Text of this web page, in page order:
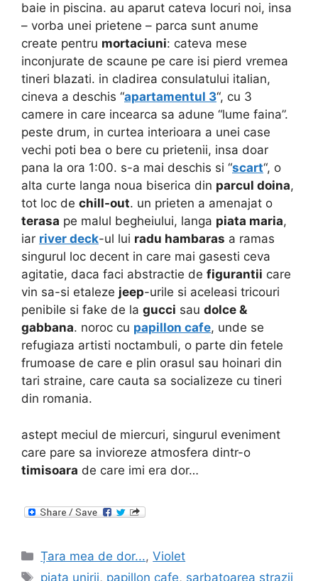
baie in piscina. au aparut cateva locuri noi, insa
– vorba unei prietene – parca sunt anume
create pentru mortaciuni: cateva mese
inconjurate de scaune pe care isi pierd vremea
tineri blazati. in cladirea consulatului italian,
cineva a deschis “apartamentul 3“, cu 3
camere in care incearca sa adune “lume faina”.
peste drum, in curtea interioara a unei case
vechi poti bea o bere cu prietenii, insa doar
pana la ora 1:00. s-a mai deschis si “scart“, o
alta curte langa noua biserica din parcul doina,
tot loc de chill-out. un prieten a amenajat o
terasa pe malul begheiului, langa piata maria,
iar river deck-ul lui radu hambaras a ramas
singurul loc decent in care mai gasesti ceva
agitatie, daca faci abstractie de figurantii care
vin sa-si etaleze jeep-urile si aceleasi tricouri
penibile si fake de la gucci sau dolce &
gabbana. noroc cu papillon cafe, unde se
refugiaza artisti noctambuli, o parte din fetele
frumoase de care e plin orasul sau hoinari din
tari straine, care cauta sa socializeze cu tineri
din romania.
astept meciul de miercuri, singurul eveniment
care pare sa invioreze atmosfera dintr-o
timisoara de care imi era dor…
Categories
Țara mea de dor...,Violet
Tags
piata unirii, papillon cafe, sarbatoarea strazii